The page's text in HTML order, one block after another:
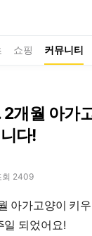
쇼핑 커뮤니티
2개월 아가
다!
회 2409
아가고양이 키
일 되었어요!